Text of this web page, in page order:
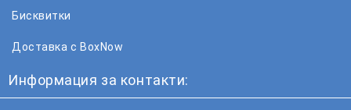
Бисквитки
Доставка с BoxNow
Информация за контакти: